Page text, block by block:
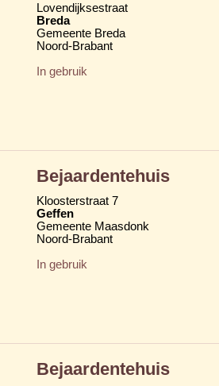
Lovendijksestraat
Breda
Gemeente Breda
Noord-Brabant
In gebruik
Bejaardentehuis
Kloosterstraat 7
Geffen
Gemeente Maasdonk
Noord-Brabant
In gebruik
Bejaardentehuis